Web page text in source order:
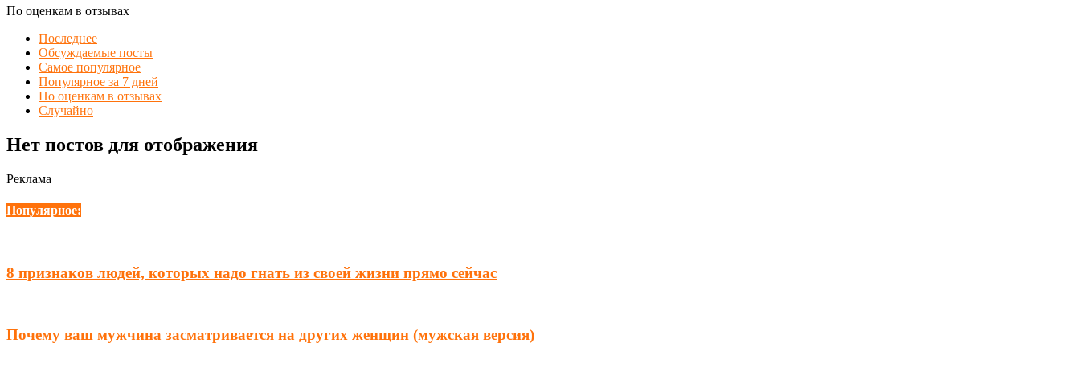
По оценкам в отзывах
Последнее
Обсуждаемые посты
Самое популярное
Популярное за 7 дней
По оценкам в отзывах
Случайно
Нет постов для отображения
Реклама
Популярное:
8 признаков людей, которых надо гнать из своей жизни прямо сейчас
Почему ваш мужчина засматривается на других женщин (мужская версия)